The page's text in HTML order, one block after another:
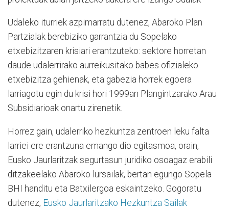
Udaleko iturriek azpimarratu dutenez, Abaroko Plan
Partzialak berebiziko garrantzia du Sopelako
etxebizitzaren krisiari erantzuteko: sektore horretan
daude udalerrirako aurreikusitako babes ofizialeko
etxebizitza gehienak, eta gabezia horrek egoera
larriagotu egin du krisi hori 1999an Plangintzarako Arau
Subsidiarioak onartu zirenetik.
Horrez gain, udalerriko hezkuntza zentroen leku falta
larriei ere erantzuna emango dio egitasmoa, orain,
Eusko Jaurlaritzak segurtasun juridiko osoagaz erabili
ditzakeelako Abaroko lursailak, bertan egungo Sopela
BHI handitu eta Batxilergoa eskaintzeko. Gogoratu
dutenez, Eusko Jaurlaritzako Hezkuntza Sailak